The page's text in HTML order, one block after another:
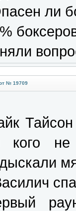
ли
№ 19709
кого не